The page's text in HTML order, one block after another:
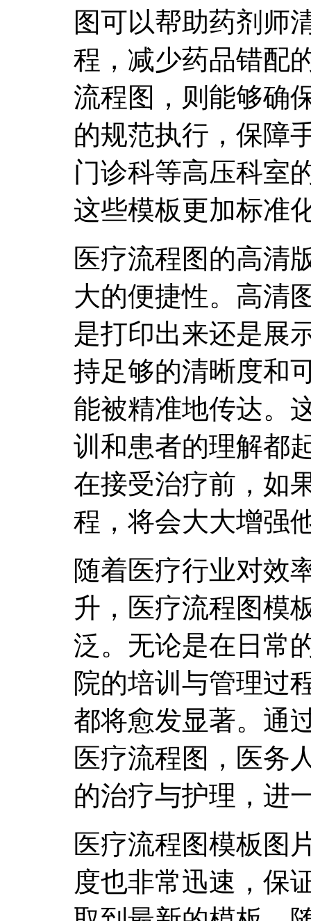
图可以帮助药剂师
程，减少药品错配
流程图，则能够确
的规范执行，保障
门诊科等高压科室
这些模板更加标准
医疗流程图的高清
大的便捷性。高清
是打印出来还是展
持足够的清晰度和
能被精准地传达。
训和患者的理解都
在接受治疗前，如
程，将会大大增强
随着医疗行业对效
升，医疗流程图模
泛。无论是在日常
院的培训与管理过
都将愈发显著。通
医疗流程图，医务
的治疗与护理，进
医疗流程图模板图
度也非常迅速，保